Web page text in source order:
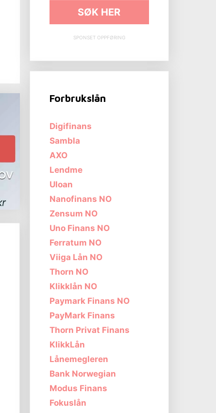
SØK HER
SPONSET OPPFØRING
Forbrukslån
Digifinans
Sambla
AXO
Lendme
Uloan
Nanofinans NO
Zensum NO
Uno Finans NO
Ferratum NO
Viiga Lån NO
Thorn NO
Klikklån NO
Paymark Finans NO
PayMark Finans
Thorn Privat Finans
KlikkLån
Lånemegleren
Bank Norwegian
Modus Finans
Fokuslån